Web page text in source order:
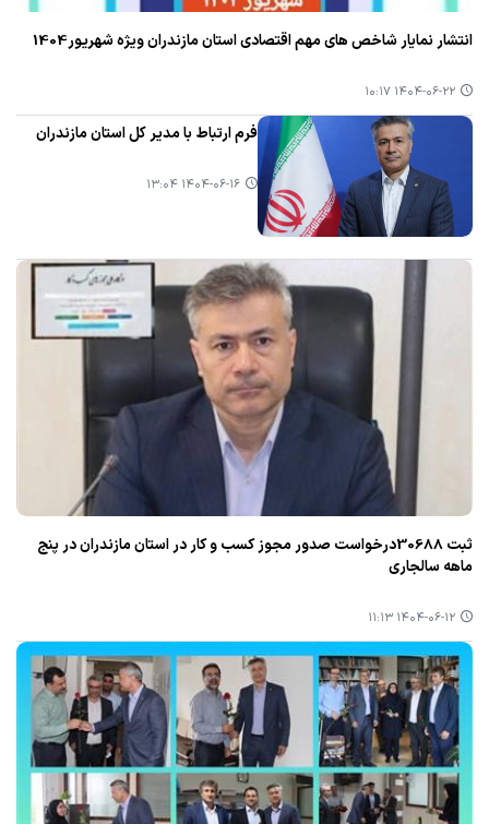
انتشار نمایار شاخص های مهم اقتصادی استان مازندران ویژه شهریور1404
۱۴۰۴-۰۶-۲۲ ۱۰:۱۷
فرم ارتباط با مدیر کل استان مازندران
۱۴۰۴-۰۶-۱۶ ۱۳:۰۴
ثبت 30688درخواست صدور مجوز كسب و كار در استان مازندران در پنج
ماهه سالجاری
۱۴۰۴-۰۶-۱۲ ۱۱:۱۳